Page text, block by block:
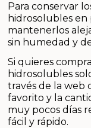
Para conservar
hidrosolubles en
mantenerlos
sin humedad y
Si quieres
hidrosolubles
través de la web
favorito y la
muy pocos días
fácil y rápido.